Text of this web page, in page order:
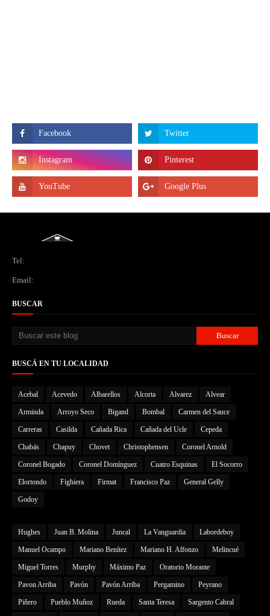
Tel:
Email:
BUSCAR
BUSCÁ EN TU LOCALIDAD
Acebal Acevedo Albarellos Alcorta Alvarez Alvear
Arminda Arroyo Seco Bigand Bombal Carmen del Sauce
Carreras Casilda Cañada Rica Cañada del Ucle Cepeda
Chabás Chapuy Chovet Christophensen Coronel Arnold
Coronel Bogado Coronel Domínguez Cuatro Esquinas El Socorro
Elortondo Fighiera Firmat Francisco Paz General Gelly
Godoy
Hughes Juan B. Molina Juncal La Vanguardia Labordeboy
Manuel Ocampo Mariano Benítez Mariano H. Alfonzo Melincué
Miguel Torres Murphy Máximo Paz Oratorio Morante
Pavon Arriba Pavón Pavón Arriba Pergamino Peyrano
Piñero Pueblo Muñoz Rueda Santa Teresa Sargento Cabral